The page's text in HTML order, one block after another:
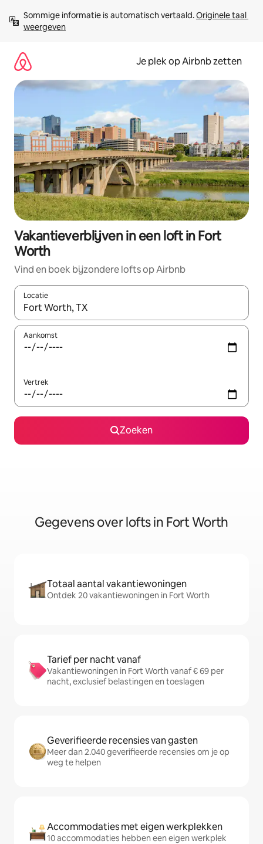
direct
naar
Sommige informatie is automatisch vertaald. Originele taal
weergeven
Je plek op Airbnb zetten
Vakantieverblijven in een loft in Fort
Worth
Vind en boek bijzondere lofts op Airbnb
Locatie
Wanneer er resultaten beschikbaar zijn, maak je een keuze
Aankomst
Vertrek
Zoeken
Gegevens over lofts in Fort Worth
Totaal aantal vakantiewoningen
Ontdek 20 vakantiewoningen in Fort Worth
Tarief per nacht vanaf
Vakantiewoningen in Fort Worth vanaf € 69 per
nacht, exclusief belastingen en toeslagen
Geverifieerde recensies van gasten
Meer dan 2.040 geverifieerde recensies om je op
weg te helpen
Accommodaties met eigen werkplekken
10 accommodaties hebben een eigen werkplek